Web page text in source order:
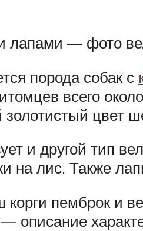
лапами — фото
порода собак с
всего
цвет
и другой тип
на лис. Также
пемброк и
описание